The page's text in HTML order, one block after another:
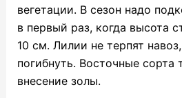
вегетации. В сезон надо
в первый раз, когда высота
10 см. Лилии не терпят
погибнуть. Восточные сорта
внесение золы.